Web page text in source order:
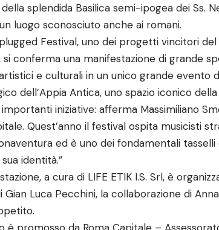
splendida Basilica semi-ipogea dei Ss.
luogo sconosciuto anche ai romani.
Festival, uno dei progetti vincitori
si conferma una manifestazione di grande
e culturali in un unico grande evento
dell’Appia Antica, uno spazio iconico
iniziative: afferma Massimiliano
Quest’anno il festival ospita musicisti
ed è uno dei fondamentali
identità.”
a cura di LIFE ETIK I.S. Srl, è
Gian Luca Pecchini, la collaborazione di